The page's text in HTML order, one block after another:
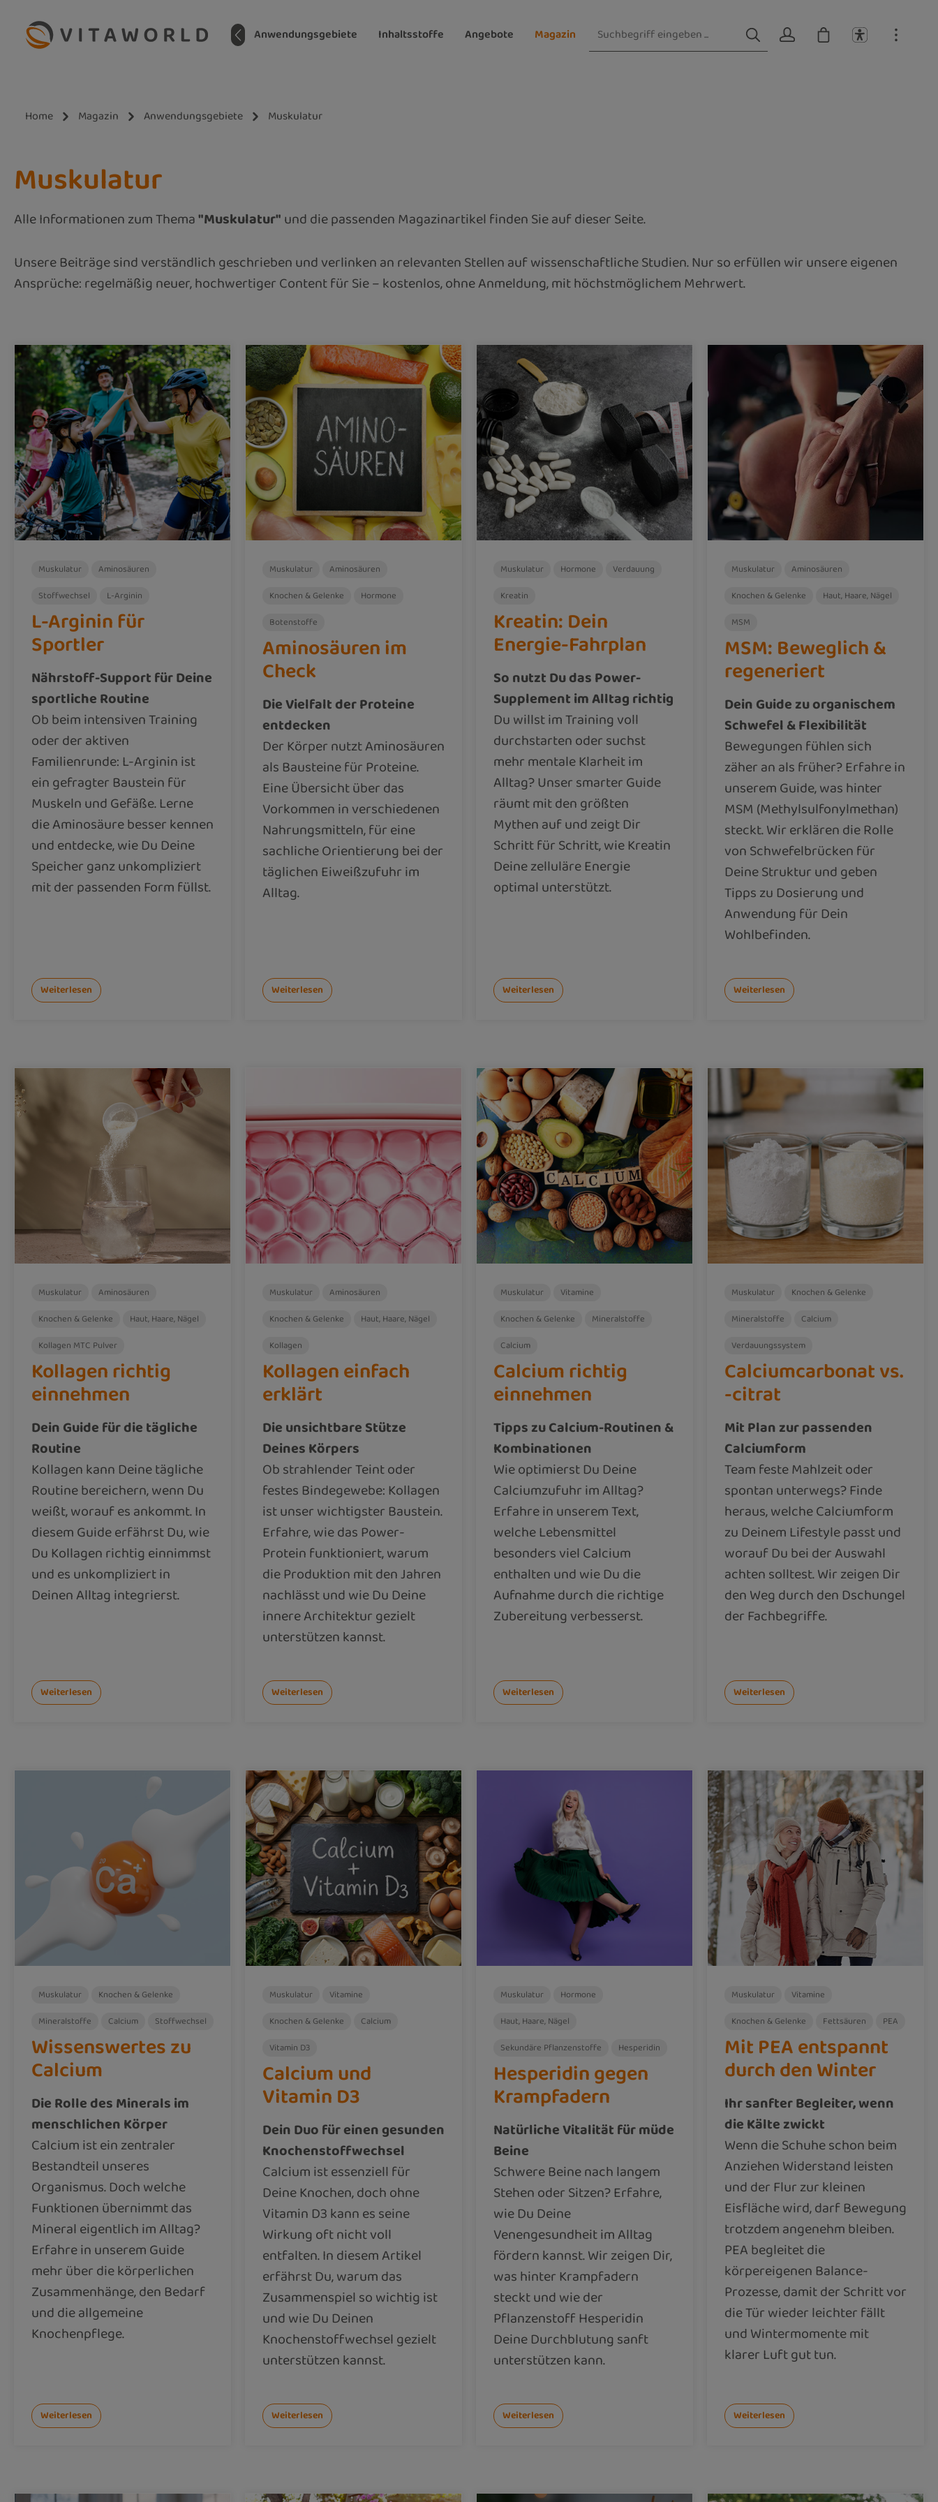
Hauptinhalt springen
Zur Suche springen
Zur Hauptnavigation springen
Home Anwendungsgebiete Inhaltsstoffe Angebote Magazin
Home Magazin Anwendungsgebiete Muskulatur
Muskulatur
Alle Informationen zum Thema"Muskulatur"und die passenden Magazinartikel finden Sie auf dieser Seite.
Unsere Beiträge sind verständlich geschrieben und verlinken an relevanten Stellen auf wissenschaftliche Studien. Nur so erfüllen wir unsere eigenen
Ansprüche: regelmäßig neuer, hochwertiger Content für Sie – kostenlos, ohne Anmeldung, mit höchstmöglichem Mehrwert.
Muskulatur
Aminosäuren
Stoffwechsel
L-Arginin
L-Arginin für
Sportler
Nährstoff-Support für Deine
sportliche Routine
Ob beim intensiven Training
oder der aktiven
Familienrunde: L-Arginin ist
ein gefragter Baustein für
Muskeln und Gefäße. Lerne
die Aminosäure besser kennen
und entdecke, wie Du Deine
Speicher ganz unkompliziert
mit der passenden Form füllst.
Weiterlesen
Muskulatur
Aminosäuren
Knochen & Gelenke
Hormone
Botenstoffe
Aminosäuren im
Check
Die Vielfalt der Proteine
entdecken
Der Körper nutzt Aminosäuren
als Bausteine für Proteine.
Eine Übersicht über das
Vorkommen in verschiedenen
Nahrungsmitteln, für eine
sachliche Orientierung bei der
täglichen Eiweißzufuhr im
Alltag.
Weiterlesen
Muskulatur Hormone
Verdauung
Kreatin
Kreatin: Dein
Energie-Fahrplan
So nutzt Du das Power-
Supplement im Alltag richtig
Du willst im Training voll
durchstarten oder suchst
mehr mentale Klarheit im
Alltag? Unser smarter Guide
räumt mit den größten
Mythen auf und zeigt Dir
Schritt für Schritt, wie Kreatin
Deine zelluläre Energie
optimal unterstützt.
Weiterlesen
Muskulatur
Aminosäuren
Knochen & Gelenke
Haut, Haare, Nägel
MSM
MSM: Beweglich &
regeneriert
Dein Guide zu organischem
Schwefel & Flexibilität
Bewegungen fühlen sich
zäher an als früher? Erfahre in
unserem Guide, was hinter
MSM (Methylsulfonylmethan)
steckt. Wir erklären die Rolle
von Schwefelbrücken für
Deine Struktur und geben
Tipps zu Dosierung und
Anwendung für Dein
Wohlbefinden.
Weiterlesen
Muskulatur
Aminosäuren
Knochen & Gelenke
Haut, Haare, Nägel
Kollagen MTC Pulver
Kollagen richtig
einnehmen
Dein Guide für die tägliche
Routine
Kollagen kann Deine tägliche
Routine bereichern, wenn Du
weißt, worauf es ankommt. In
diesem Guide erfährst Du, wie
Du Kollagen richtig einnimmst
und es unkompliziert in
Deinen Alltag integrierst.
Weiterlesen
Muskulatur
Aminosäuren
Knochen & Gelenke
Haut, Haare, Nägel
Kollagen
Kollagen einfach
erklärt
Die unsichtbare Stütze
Deines Körpers
Ob strahlender Teint oder
festes Bindegewebe: Kollagen
ist unser wichtigster Baustein.
Erfahre, wie das Power-
Protein funktioniert, warum
die Produktion mit den Jahren
nachlässt und wie Du Deine
innere Architektur gezielt
unterstützen kannst.
Weiterlesen
Muskulatur
Vitamine
Knochen & Gelenke
Mineralstoffe
Calcium
Calcium richtig
einnehmen
Tipps zu Calcium-Routinen &
Kombinationen
Wie optimierst Du Deine
Calciumzufuhr im Alltag?
Erfahre in unserem Text,
welche Lebensmittel
besonders viel Calcium
enthalten und wie Du die
Aufnahme durch die richtige
Zubereitung verbesserst.
Weiterlesen
Muskulatur
Knochen & Gelenke
Mineralstoffe
Calcium
Verdauungssystem
Calciumcarbonat vs.
-citrat
Mit Plan zur passenden
Calciumform
Team feste Mahlzeit oder
spontan unterwegs? Finde
heraus, welche Calciumform
zu Deinem Lifestyle passt und
worauf Du bei der Auswahl
achten solltest. Wir zeigen Dir
den Weg durch den Dschungel
der Fachbegriffe.
Weiterlesen
Muskulatur
Knochen & Gelenke
Mineralstoffe
Calcium Stoffwechsel
Wissenswertes zu
Calcium
Die Rolle des Minerals im
menschlichen Körper
Calcium ist ein zentraler
Bestandteil unseres
Organismus. Doch welche
Funktionen übernimmt das
Mineral eigentlich im Alltag?
Erfahre in unserem Guide
mehr über die körperlichen
Zusammenhänge, den Bedarf
und die allgemeine
Knochenpflege.
Weiterlesen
Muskulatur
Vitamine
Knochen & Gelenke
Calcium
Vitamin D3
Calcium und
Vitamin D3
Dein Duo für einen gesunden
Knochenstoffwechsel
Calcium ist essenziell für
Deine Knochen, doch ohne
Vitamin D3 kann es seine
Wirkung oft nicht voll
entfalten. In diesem Artikel
erfährst Du, warum das
Zusammenspiel so wichtig ist
und wie Du Deinen
Knochenstoffwechsel gezielt
unterstützen kannst.
Weiterlesen
Muskulatur
Hormone
Haut, Haare, Nägel
Sekundäre Pflanzenstoffe
Hesperidin
Hesperidin gegen
Krampfadern
Natürliche Vitalität für müde
Beine
Schwere Beine nach langem
Stehen oder Sitzen? Erfahre,
wie Du Deine
Venengesundheit im Alltag
fördern kannst. Wir zeigen Dir,
was hinter Krampfadern
steckt und wie der
Pflanzenstoff Hesperidin
Deine Durchblutung sanft
unterstützen kann.
Weiterlesen
Muskulatur
Vitamine
Knochen & Gelenke
Fettsäuren PEA
Mit PEA entspannt
durch den Winter
Ihr sanfter Begleiter, wenn
die Kälte zwickt
Wenn die Schuhe schon beim
Anziehen Widerstand leisten
und der Flur zur kleinen
Eisfläche wird, darf Bewegung
trotzdem angenehm bleiben.
PEA begleitet die
körpereigenen Balance-
Prozesse, damit der Schritt vor
die Tür wieder leichter fällt
und Wintermomente mit
klarer Luft gut tun.
Weiterlesen